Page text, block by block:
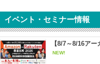
イベント・セミナー情報
【8/7～8/16ア
NEW!